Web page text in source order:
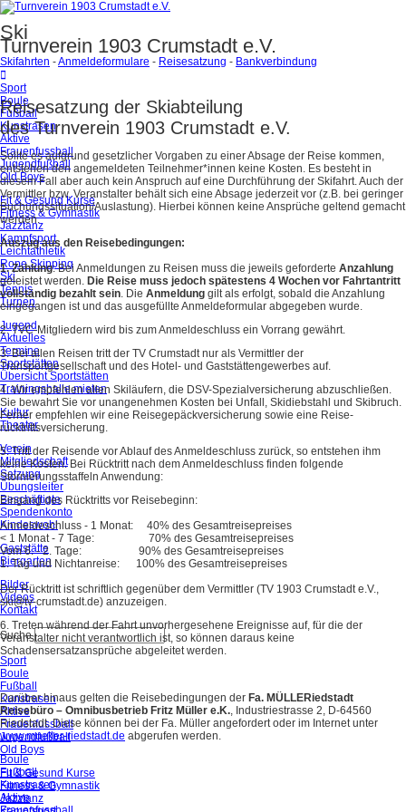
Turnverein 1903 Crumstadt e.V.
Sport
Boule
Fußball
Kunstrasen
Aktive
Frauenfussball
Jugendfußball
Old Boys
Fit & Gesund Kurse
Fitness & Gymnastik
Jazztanz
Kampfsport
Leichtathletik
Rope Skipping
Ski
Tennis
Turnen
Jugend
Aktuelles
Termine
Sportstätten
Übersicht Sportstätten
Trainingshalle mieten
Kultur
Theater
Verein
Mitgliedschaft
Satzung
Übungsleiter
Beschäftigte
Spendenkonto
Kindeswohl
Gaststätte
Biergarten
Bilder
Videos
Kontakt
Suche
Sport
Boule
Fußball
Kunstrasen
Aktive
Frauenfussball
Jugendfußball
Old Boys
Fit & Gesund Kurse
Fitness & Gymnastik
Jazztanz
Ski
Skifahrten -Anmeldeformulare - Reisesatzung - Bankverbindung
Reisesatzung der Skiabteilung
des Turnverein 1903 Crumstadt e.V.
Sollte es aufgrund gesetzlicher Vorgaben zu einer Absage der Reise kommen,
entstehen den angemeldeten Teilnehmer*innen keine Kosten. Es besteht in
diesem Fall aber auch kein Anspruch auf eine Durchführung der Skifahrt. Auch der
Vermittler bzw. Veranstalter behält sich eine Absage jederzeit vor (z.B. bei geringer
Buchungssituation/Auslastung). Hierbei können keine Ansprüche geltend gemacht
werden.
Auszug aus den Reisebedingungen:
1. Zahlung: Bei Anmeldungen zu Reisen muss die jeweils geforderte Anzahlung
geleistet werden. Die Reise muss jedoch spätestens 4 Wochen vor Fahrtantritt
vollständig bezahlt sein. Die Anmeldung gilt als erfolgt, sobald die Anzahlung
eingegangen ist und das ausgefüllte Anmeldeformular abgegeben wurde.
2. TVC-Mitgliedern wird bis zum Anmeldeschluss ein Vorrang gewährt.
3. Bei allen Reisen tritt der TV Crumstadt nur als Vermittler der
Transportgesellschaft und des Hotel- und Gaststättengewerbes auf.
4. Wir empfehlen allen Skiläufern, die DSV-Spezialversicherung abzuschließen.
Sie bewahrt Sie vor unangenehmen Kosten bei Unfall, Skidiebstahl und Skibruch.
Ferner empfehlen wir eine Reisegepäckversicherung sowie eine Reise­
rücktrittsversicherung.
5. Tritt der Reisende vor Ablauf des Anmeldeschluss zurück, so entstehen ihm
keine Kosten. Bei Rücktritt nach dem An­meldeschluss finden folgende
Stornierungsstaffeln Anwendung:
Eingang des Rücktritts vor Reisebeginn:
Anmeldeschluss - 1 Monat: 40% des Gesamtreisepreises
< 1 Monat - 7 Tage: 70% des Gesamtreisepreises
Vom 6. - 2. Tage: 90% des Gesamtreisepreises
1. Tag und Nichtanreise: 100% des Gesamtreisepreises
Der Rücktritt ist schriftlich gegenüber dem Vermittler (TV 1903 Crumstadt e.V.,
ski@tv-crumstadt.de) anzuzeigen.
6. Treten während der Fahrt unvorhergesehene Ereignisse auf, für die der
Veranstalter nicht verantwortlich ist, so können daraus keine
Schadensersatzansprüche abgeleitet werden.
Darüber hinaus gelten die Reisebedingungen der Fa. MÜLLERiedstadt
Reisebüro – Omnibusbetrieb Fritz Müller e.K., Industriestrasse 2, D-64560
Riedstadt. Diese können bei der Fa. Müller angefordert oder im Internet unter
www.mueller-riedstadt.de abgerufen werden.
Boule
Fußball
Kunstrasen
Aktive